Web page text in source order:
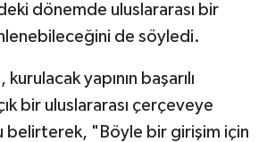
dönemde uluslararası bir
de söyledi.
kurulacak yapının başarılı
bir uluslararası çerçeveye
belirterek, "Böyle bir girişim için